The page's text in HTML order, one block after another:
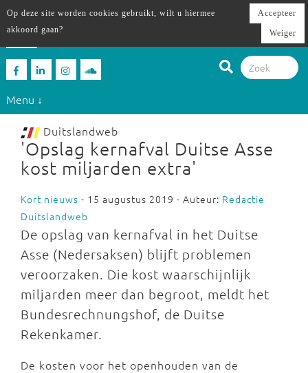
Menu ↓
Duitslandweb
'Opslag kernafval Duitse Asse
kost miljarden extra'
Kort nieuws - 15 augustus 2019 - Auteur: Redactie
Duitslandweb
De opslag van kernafval in het Duitse
Asse (Nedersaksen) blijft problemen
veroorzaken. Die kost waarschijnlijk
miljarden meer dan begroot, meldt het
Bundesrechnungshof, de Duitse
Rekenkamer.
De kosten voor het openhouden van de
Op deze site worden cookies gebruikt, wilt u hiermee
akkoord gaan?
Accepteer
Weiger